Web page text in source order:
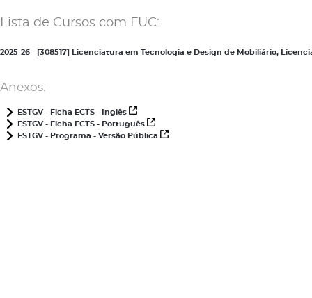
Lista de Cursos com FUC:
2025-26 - [308517] Licenciatura em Tecnologia e Design de Mobiliário,
Anexos:
ESTGV - Ficha ECTS - Inglês
ESTGV - Ficha ECTS - Português
ESTGV - Programa - Versão Pública